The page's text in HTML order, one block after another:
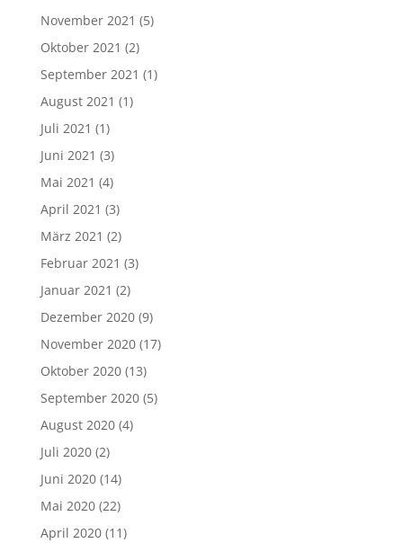
November 2021 (5)
Oktober 2021 (2)
September 2021 (1)
August 2021 (1)
Juli 2021 (1)
Juni 2021 (3)
Mai 2021 (4)
April 2021 (3)
März 2021 (2)
Februar 2021 (3)
Januar 2021 (2)
Dezember 2020(9)
November 2020(17)
Oktober 2020(13)
September 2020(5)
August 2020(4)
Juli 2020(2)
Juni 2020(14)
Mai 2020(22)
April 2020(11)